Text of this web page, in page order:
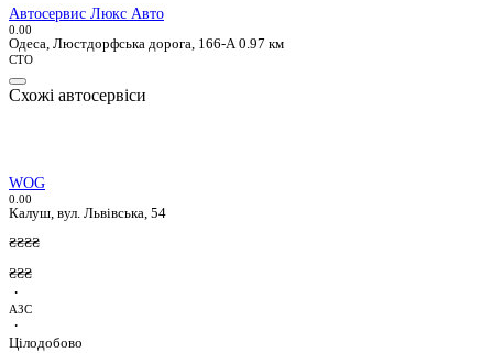
Автосервис Люкс Авто
0.00
Одеса, Люстдорфська дорога, 166-А 0.97 км
СТО
Схожі автосервіси
WOG
0.00
Калуш, вул. Львівська, 54
₴₴₴₴
₴₴₴
·
АЗС
·
Цілодобово